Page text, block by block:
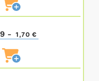
- 1,70 €